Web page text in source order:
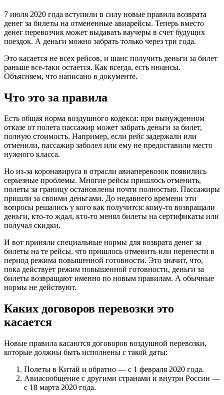
7 июля 2020 года вступили в силу новые правила возврата
денег за билеты на отмененные авиарейсы. Теперь вместо
денег перевозчик может выдавать ваучеры в счет будущих
поездок. А деньги можно забрать только через три года.
Это касается не всех рейсов, и шанс получить деньги за билет
раньше все-таки остается. Как всегда, есть нюансы.
Объясняем, что написано в документе.
Что это за правила
Есть общая норма воздушного кодекса: при вынужденном
отказе от полета пассажир может забрать деньги за билет,
полную стоимость. Например, если рейс задержали или
отменили, пассажир заболел или ему не предоставили место
нужного класса.
Но из-за коронавируса в отрасли авиаперевозок появились
серьезные проблемы. Многие рейсы пришлось отменить,
полеты за границу остановлены почти полностью. Пассажиры
пришли за своими деньгами. До недавнего времени эти
вопросы решались у кого как получится: кому-то возвращали
деньги, кто-то ждал, кто-то менял билеты на сертификаты или
получал скидки.
И вот приняли специальные нормы для возврата денег за
билеты на те рейсы, что пришлось отменить или перенести в
период режима повышенной готовности. Это значит, что,
пока действует режим повышенной готовности, деньги за
билеты возвращают именно по новым правилам. А обычные
нормы не действуют.
Каких договоров перевозки это
касается
Новые правила касаются договоров воздушной перевозки,
которые должны быть исполнены с такой даты:
Полеты в Китай и обратно — с 1 февраля 2020 года.
Авиасообщение с другими странами и внутри России —
с 18 марта 2020 года.